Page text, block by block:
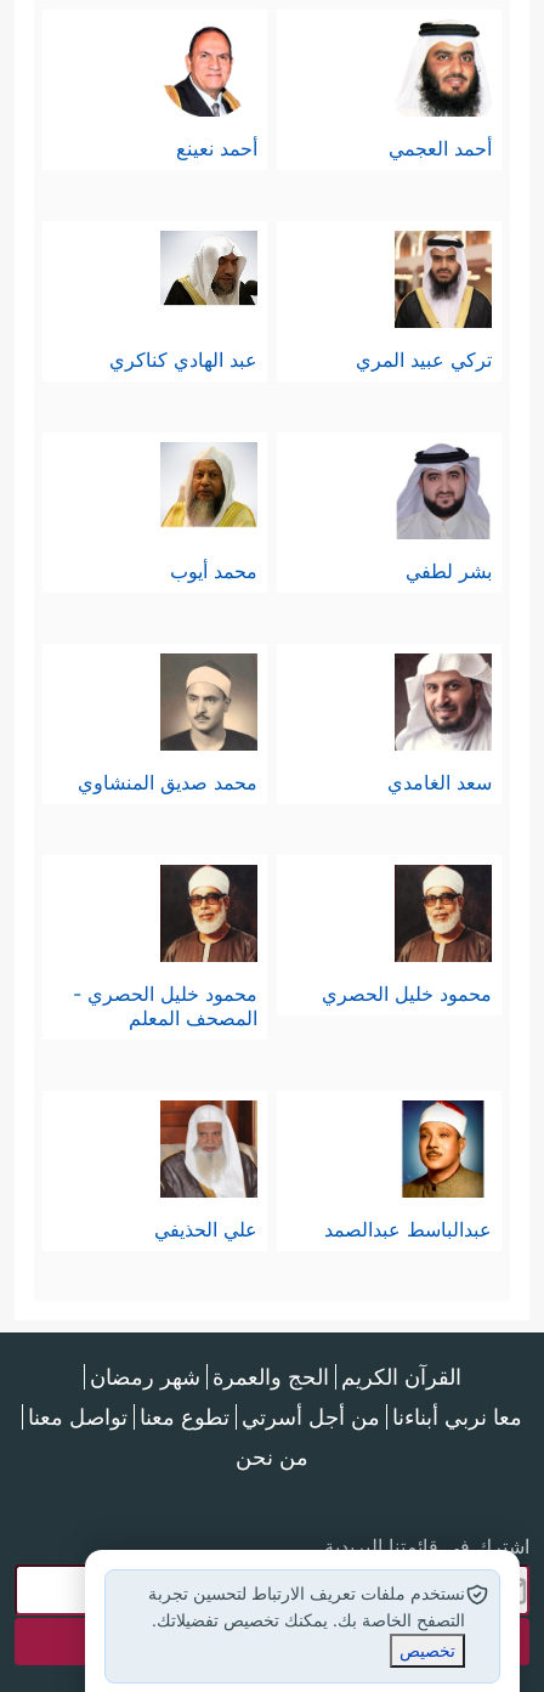
أحمد العجمي أحمد نعينع
تركي عبيد المري عبد الهادي كناكري
بشر لطفي محمد أيوب
سعد الغامدي محمد صديق المنشاوي
محمود خليل الحصري
محمود خليل الحصري -
المصحف المعلم
عبدالباسط عبدالصمد علي الحذيفي
القرآن الكريم الحج والعمرة شهر رمضان
معا نربي أبناءنا من أجل أسرتي تطوع معنا تواصل معنا
من نحن
اشترك في قائمتنا البريدية
نستخدم ملفات تعريف الارتباط لتحسين تجربة
التصفح الخاصة بك. يمكنك تخصيص تفضيلاتك.
تخصيص